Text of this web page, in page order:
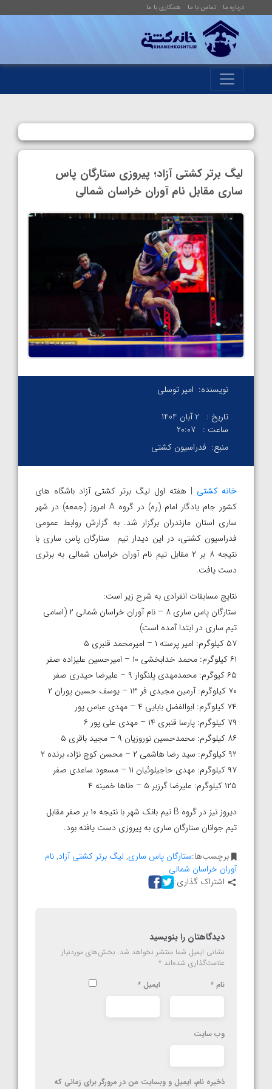
درباره ما تماس با ما همکاری با ما
لیگ برتر کشتی آزاد؛ پیروزی ستارگان پاس
ساری مقابل نام آوران خراسان شمالی
نویسنده: امیر توسلی
تاریخ :
2 آبان 1404
ساعت : ۲۰:۰۷
منبع: فدراسیون کشتی
خانه کشتی | هفته اول لیگ برتر کشتی آزاد باشگاه های
کشور جام یادگار امام (ره) در گروه A امروز (جمعه) در شهر
ساری استان مازندران برگزار شد. به گزارش روابط عمومی
فدراسیون کشتی، در این دیدار تیم ستارگان پاس ساری با
نتیجه ۸ بر ۲ مقابل تیم نام آوران خراسان شمالی به برتری
دست یافت.
نتایج مسابقات انفرادی به شرح زیر است:
ستارگان پاس ساری ۸ – نام آوران خراسان شمالی ۲ (اسامی
تیم ساری در ابتدا آمده است)
۵۷ کیلوگرم: امیر پرسته ۱ – امیرمحمد قنبری ۵
۶۱ کیلوگرم: محمد خدابخشی ۱۰ – امیرحسین علیزاده صفر
۶۵ کیوگرم: محمدمهدی پلنگوار ۹ – علیرضا حیدری صفر
۷۰ کیلوگرم: آرمین مجیدی فر ۱۳ – یوسف حسین پوران ۲
۷۴ کیلوگرم: ابوالفضل بابایی ۴ – مهدی عباس پور
۷۹ کیلوگرم: پارسا قنبری ۱۴ – مهدی علی پور ۶
۸۶ کیلوگرم: محمدحسین نوروزیان ۹ – مجید باقری ۵
۹۲ کیلوگرم: سید رضا هاشمی ۲ – محسن کوچ نژاد، برنده ۲
۹۷ کیلوگرم: مهدی حاجیلوئیان ۱۱ – مسعود ساعدی صفر
۱۲۵ کیلوگرم: علیرضا گرزبر ۵ – طاها خمینه ۴
دیروز نیز در گروه B تیم بانک شهر با نتیجه ۱۰ بر صفر مقابل
تیم جوانان ستارگان ساری به پیروزی دست یافته بود.
برچسب‌ها:ستارگان پاس ساری, لیگ برتر کشتی آزاد,نام
آوران خراسان شمالی
اشتراک گذاری:
دیدگاهتان را بنویسید
نشانی ایمیل شما منتشر نخواهد شد. بخش‌های موردنیاز
علامت‌گذاری شده‌اند *
نام * ایمیل *
وب‌ سایت
ذخیره نام، ایمیل و وبسایت من در مرورگر برای زمانی که